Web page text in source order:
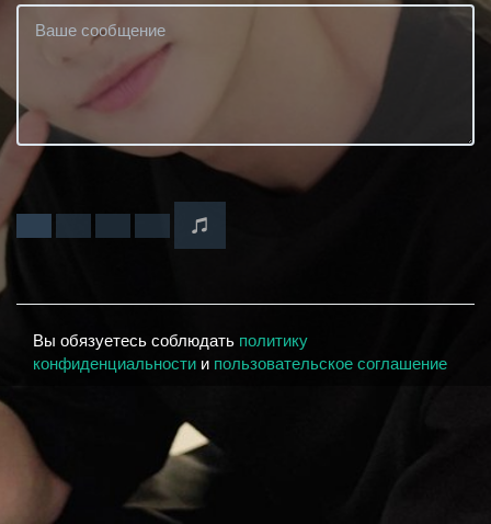
Вы обязуетесь соблюдать политику
конфиденциальности и пользовательское соглашение